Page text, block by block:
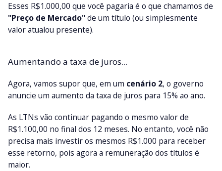
Esses R$1.000,00 que você pagaria é o que chamamos de
"Preço de Mercado"de um título (ou simplesmente
valor atualou presente).
Aumentando a taxa de juros...
Agora, vamos supor que, em um cenário 2, o governo
anuncie um aumento da taxa de juros para 15% ao ano.
As LTNs vão continuar pagando o mesmo valor de
R$1.100,00 no final dos 12 meses. No entanto, você não
precisa mais investir os mesmos R$1.000 para receber
esse retorno, pois agora a remuneração dos títulos é
maior.